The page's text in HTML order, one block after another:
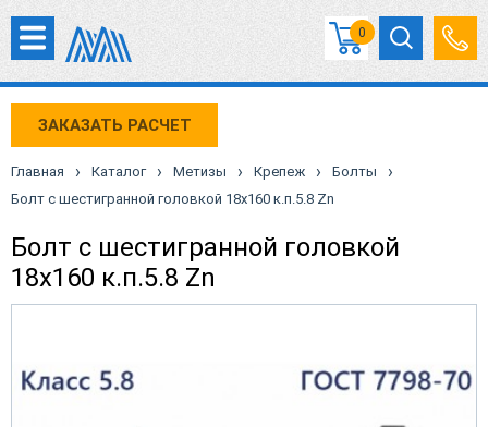
0
ЗАКАЗАТЬ РАСЧЕТ
Главная › Каталог › Метизы › Крепеж › Болты ›
Болт с шестигранной головкой 18х160 к.п.5.8 Zn
Болт с шестигранной головкой
18х160 к.п.5.8 Zn